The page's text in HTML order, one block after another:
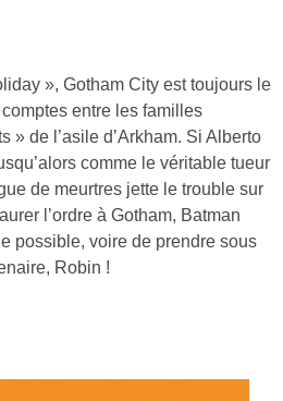
», Gotham City est toujours le
entre les familles
» de l’asile d’Arkham. Si Alberto
comme le véritable tueur
de meurtres jette le trouble sur
l’ordre à Gotham, Batman
possible, voire de prendre sous
Robin !